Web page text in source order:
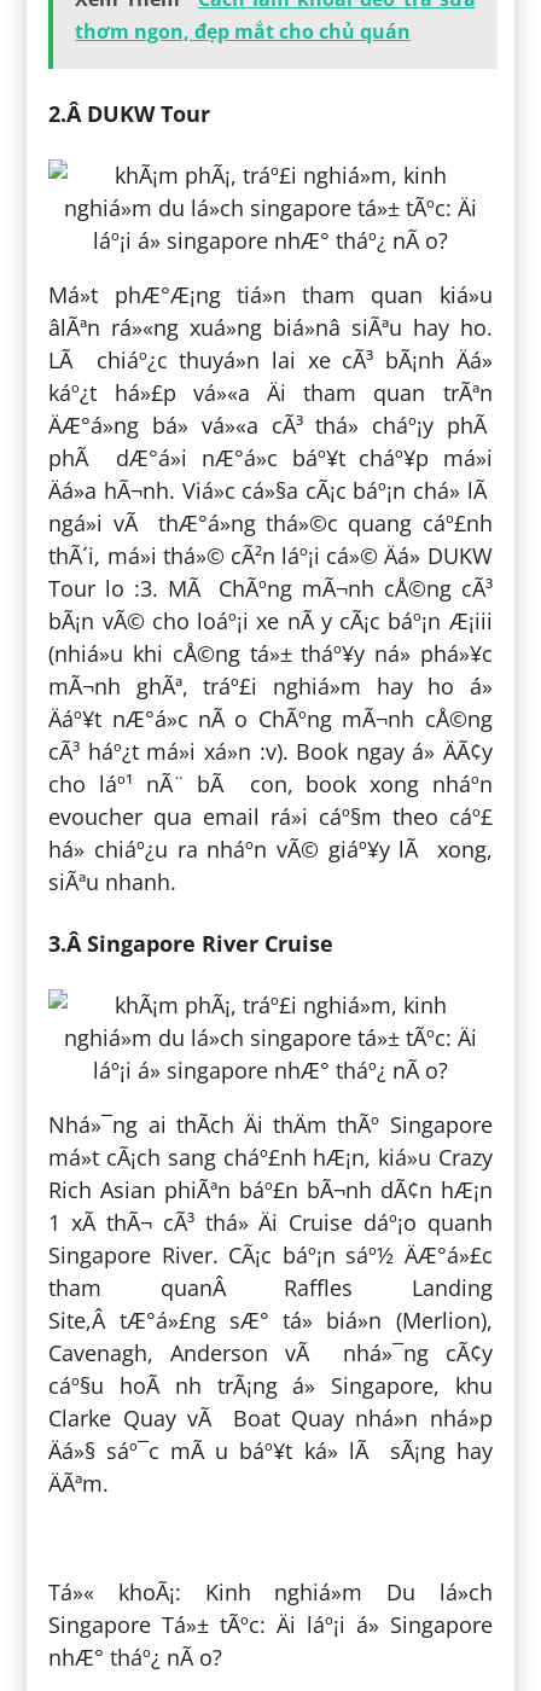
thơm ngon, đẹp mắt cho chủ quán
2.Â DUKW Tour
Má»t phÆ°Æ¡ng tiá»n tham quan kiá»u
âlÃªn rá»«ng xuá»ng biá»nâ siÃªu hay ho.
LÃ chiáº¿c thuyá»n lai xe cÃ³ bÃ¡nh Äá»
káº¿t há»£p vá»«a Äi tham quan trÃªn
ÄÆ°á»ng bá» vá»«a cÃ³ thá» cháº¡y phÃ
phÃ dÆ°á»i nÆ°á»c báº¥t cháº¥p má»i
Äá»a hÃ¬nh. Viá»c cá»§a cÃ¡c báº¡n chá» lÃ
ngá»i vÃ thÆ°á»ng thá»©c quang cáº£nh
thÃ´i, má»i thá»© cÃ²n láº¡i cá»© Äá» DUKW
Tour lo :3. MÃ ChÃºng mÃ¬nh cÅ©ng cÃ³
bÃ¡n vÃ© cho loáº¡i xe nÃ y cÃ¡c báº¡n Æ¡iii
(nhiá»u khi cÅ©ng tá»± tháº¥y ná» phá»¥c
mÃ¬nh ghÃª, tráº£i nghiá»m hay ho á»
Äáº¥t nÆ°á»c nÃ o ChÃºng mÃ¬nh cÅ©ng
cÃ³ háº¿t má»i xá»n :v). Book ngay á» ÄÃ¢y
cho láº¹ nÃ¨ bÃ con, book xong nháº­n
evoucher qua email rá»i cáº§m theo cáº£
há» chiáº¿u ra nháº­n vÃ© giáº¥y lÃ xong,
siÃªu nhanh.
3.Â Singapore River Cruise
Nhá»¯ng ai thÃ­ch Äi thÄm thÃº Singapore
má»t cÃ¡ch sang cháº£nh hÆ¡n, kiá»u Crazy
Rich Asian phiÃªn báº£n bÃ¬nh dÃ¢n hÆ¡n
1 xÃ­ thÃ¬ cÃ³ thá» Äi Cruise dáº¡o quanh
Singapore River. CÃ¡c báº¡n sáº½ ÄÆ°á»£c
tham quanÂ Raffles Landing
Site,Â tÆ°á»£ng sÆ° tá»­ biá»n (Merlion),
Cavenagh, Anderson vÃ nhá»¯ng cÃ¢y
cáº§u hoÃ nh trÃ¡ng á» Singapore, khu
Clarke Quay vÃ Boat Quay nhá»n nhá»p
Äá»§ sáº¯c mÃ u báº¥t ká» lÃ sÃ¡ng hay
ÄÃªm.
Tá»« khoÃ¡: Kinh nghiá»m Du lá»ch
Singapore Tá»± tÃºc: Äi láº¡i á» Singapore
nhÆ° tháº¿ nÃ o?